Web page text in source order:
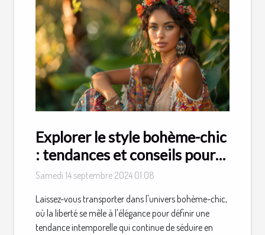
Explorer le style bohème-chic
: tendances et conseils pour
2023
Samedi 14 septembre 2024 01:08
Laissez-vous transporter dans l'univers bohème-chic,
où la liberté se mêle à l'élégance pour définir une
tendance intemporelle qui continue de séduire en